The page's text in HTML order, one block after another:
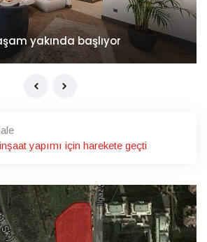
yakında başlıyor
yapımı için harekete geçti